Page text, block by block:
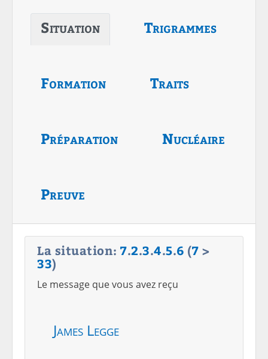
Situation Trigrammes
Formation Traits
Préparation Nucléaire
Preuve
La situation: 7.2.3.4.5.6 (7 >
33)
Le message que vous avez reçu
James Legge